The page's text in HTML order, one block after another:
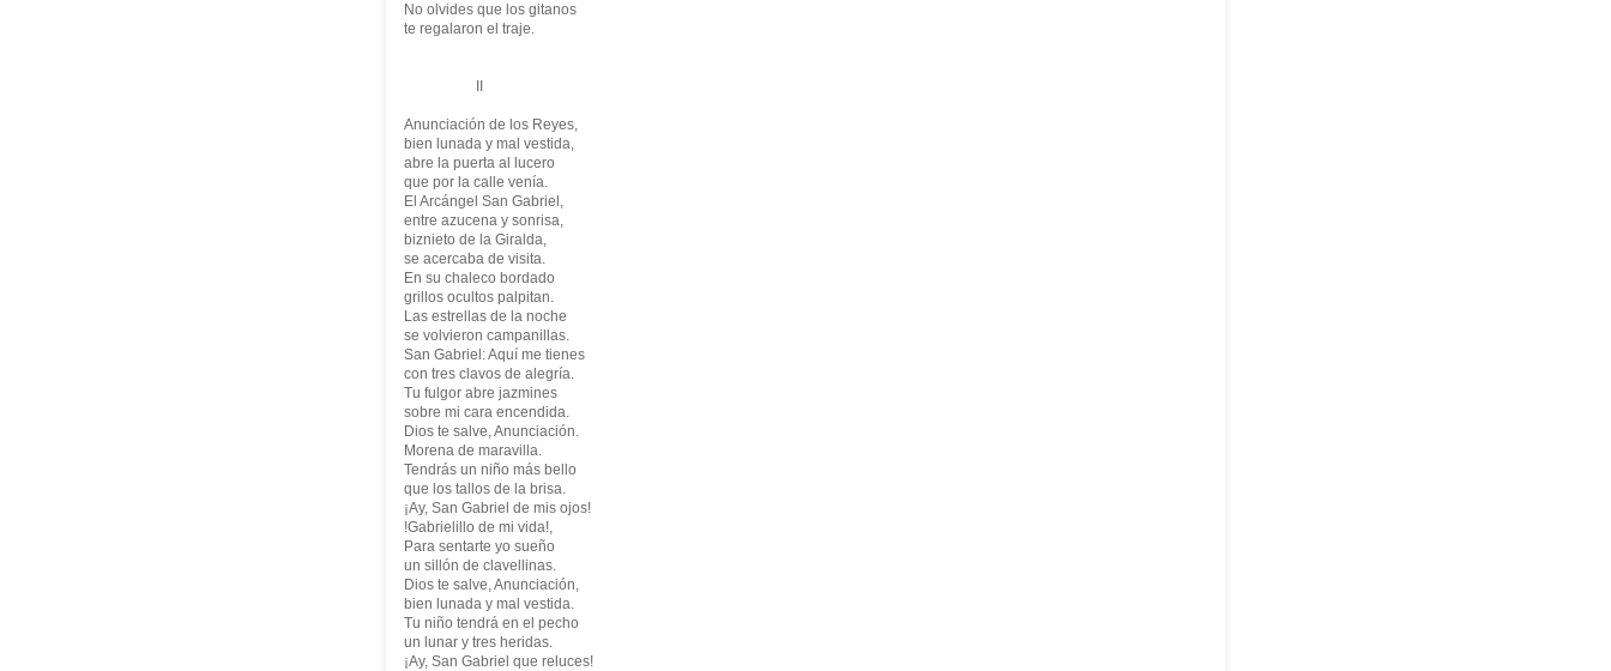
No olvides que los gitanos
te regalaron el traje.
Anunciación de los Reyes,
bien lunada y mal vestida,
abre la puerta al lucero
que por la calle venía.
El Arcángel San Gabriel,
entre azucena y sonrisa,
biznieto de la Giralda,
se acercaba de visita.
En su chaleco bordado
grillos ocultos palpitan.
Las estrellas de la noche
se volvieron campanillas.
San Gabriel: Aquí me tienes
con tres clavos de alegría.
Tu fulgor abre jazmines
sobre mi cara encendida.
Dios te salve, Anunciación.
Morena de maravilla.
Tendrás un niño más bello
que los tallos de la brisa.
¡Ay, San Gabriel de mis ojos!
!Gabrielillo de mi vida!,
Para sentarte yo sueño
un sillón de clavellinas.
Dios te salve, Anunciación,
bien lunada y mal vestida.
Tu niño tendrá en el pecho
un lunar y tres heridas.
¡Ay, San Gabriel que reluces!